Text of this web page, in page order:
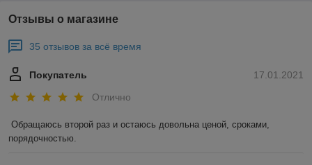
Отзывы о магазине
35 отзывов за всё время
17.01.2021
Покупатель
Отлично
Обращаюсь второй раз и остаюсь довольна ценой, сроками,
порядочностью.